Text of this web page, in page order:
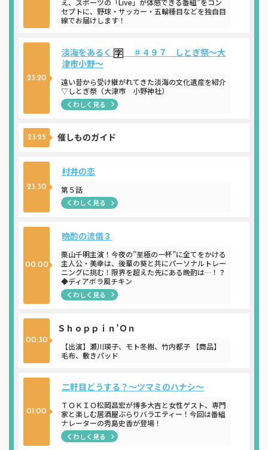
え、スポーツの「Live」が体感できる番組”をコン
セプトに、野球・サッカー・五輪種目などを独自目
線でお届けします！
23:20
淡海をあるく
＃４９７ しとぎ祭～大
津市小野～
遠い昔から受け継がれてきた淡海の文化遺産を紹介
▽しとぎ祭（大津市 小野神社）
くわしく見る
23:25 催しものガイド
23:30
村井の恋
第５話
くわしく見る
00:00
晩酌の流儀３
栗山千明主演！今夜の”至極の一杯”に全てをかける
主人公・美幸は、後輩の葵と共にパーソナルトレー
ニングに挑む！限界を超えた先にある晩酌は…！？
◆ディアボラ風チキン
くわしく見る
00:30
Ｓｈｏｐｐｉｎ’Ｏｎ
【出演】瀬川瑛子、モト冬樹、竹内都子 【商品】
毛布、敷きパッド
01:00
二軒目どうする？～ツマミのハナシ～
ＴＯＫＩＯ松岡昌宏が博多大吉と女性ゲスト、専門
家と楽しむ居酒屋ぶらりバラエティー！今回は番組
ナレーターの秀島史香が登場！
くわしく見る